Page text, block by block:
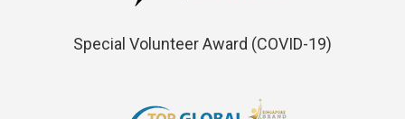
Special Volunteer Award (COVID-19)